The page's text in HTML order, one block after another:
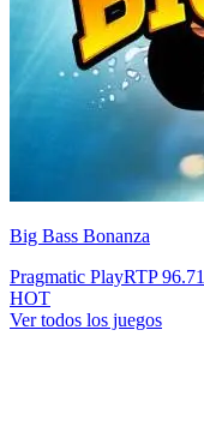
Big Bass Bonanza
Pragmatic PlayRTP96.71
HOT
Ver todos los juegos